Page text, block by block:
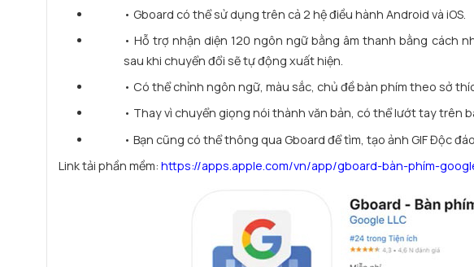
• Gboard có thể sử dụng trên cả 2 hệ điều hành Android và iOS.
• Hỗ trợ nhận diện 120 ngôn ngữ bằng âm thanh bằng cách
sau khi chuyển đổi sẽ tự động xuất hiện.
• Có thể chỉnh ngôn ngữ, màu sắc, chủ đề bàn phím theo sở
• Thay vì chuyển giọng nói thành văn bản, có thể lướt tay trên
• Bạn cũng có thể thông qua Gboard để tìm, tạo ảnh GIF Độc
Link tải phần mềm:https://apps.apple.com/vn/app/gboard-bàn-phím-